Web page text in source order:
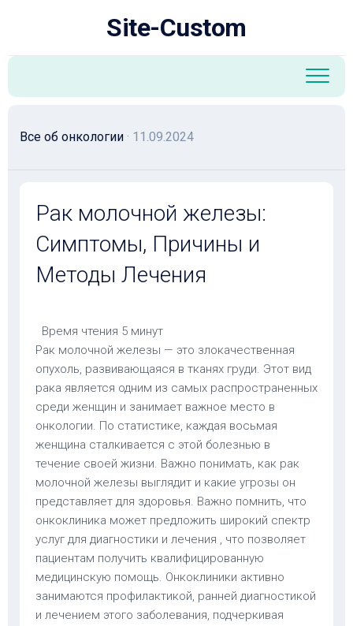
Site-Custom
Все об онкологии · 11.09.2024
Рак молочной железы:
Симптомы, Причины и
Методы Лечения
Время чтения 5 минут
Рак молочной железы — это злокачественная
опухоль, развивающаяся в тканях груди. Этот вид
рака является одним из самых распространенных
среди женщин и занимает важное место в
онкологии. По статистике, каждая восьмая
женщина сталкивается с этой болезнью в
течение своей жизни. Важно понимать, как рак
молочной железы выглядит и какие угрозы он
представляет для здоровья. Важно помнить, что
онкоклиника может предложить широкий спектр
услуг для диагностики и лечения , что позволяет
пациентам получить квалифицированную
медицинскую помощь. Онкоклиники активно
занимаются профилактикой, ранней диагностикой
и лечением этого заболевания, подчеркивая